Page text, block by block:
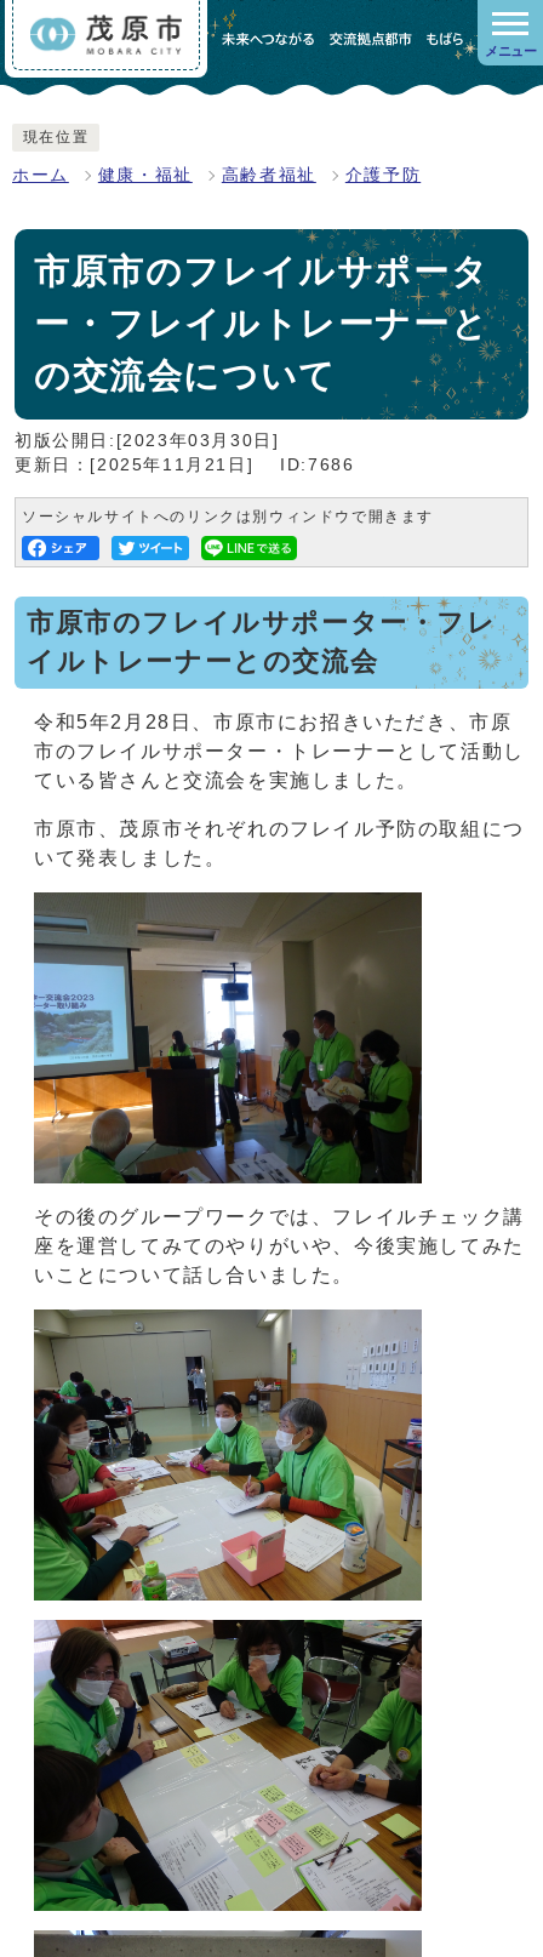
メニュー
現在位置
ホーム 健康・福祉 高齢者福祉 介護予防
市原市のフレイルサポータ
ー・フレイルトレーナーと
の交流会について
初版公開日:[2023年03月30日]
更新日：[2025年11月21日]
ID:7686
ソーシャルサイトへのリンクは別ウィンドウで開きます
市原市のフレイルサポーター・フレ
イルトレーナーとの交流会
令和5年2月28日、市原市にお招きいただき、市原
市のフレイルサポーター・トレーナーとして活動し
ている皆さんと交流会を実施しました。
市原市、茂原市それぞれのフレイル予防の取組につ
いて発表しました。
その後のグループワークでは、フレイルチェック講
座を運営してみてのやりがいや、今後実施してみた
いことについて話し合いました。